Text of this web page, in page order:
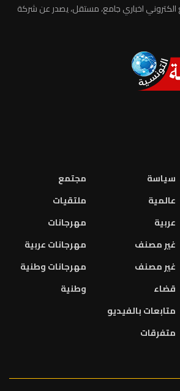
الكتروني اخباري جامع، مستقل، يصدر عن شركة
سياسة
عالمية
عربية
غير مصنف
غير مصنف
قضاء
متابعات بالفيديو
متفرقات
مجتمع
ملتقيات
مهرجانات
مهرجانات عربية
مهرجانات وطنية
وطنية